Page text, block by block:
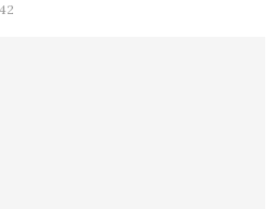
42